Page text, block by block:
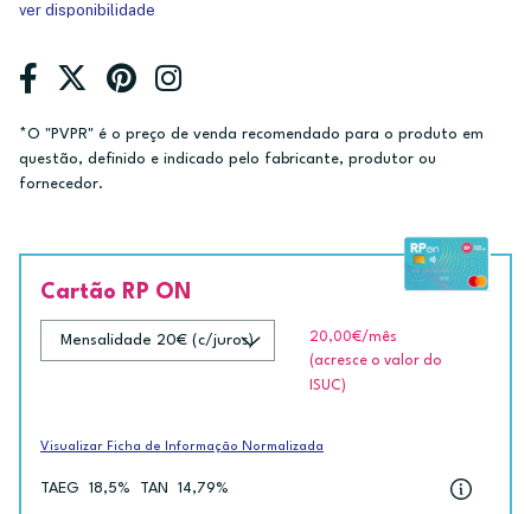
ver disponibilidade
*O "PVPR" é o preço de venda recomendado para o produto em
questão, definido e indicado pelo fabricante, produtor ou
fornecedor.
Cartão RP ON
20,00€/mês
(acresce o valor do
ISUC)
Visualizar Ficha de Informação Normalizada
TAEG 18,5% TAN 14,79%